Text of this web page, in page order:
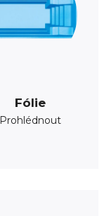
Fólie
Prohlédnout